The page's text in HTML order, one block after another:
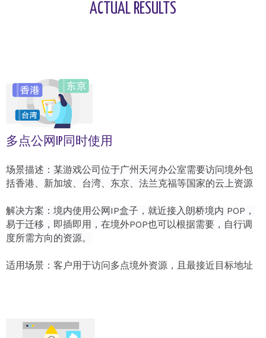
ACTUAL RESULTS
多点公网IP同时使用
场景描述：某游戏公司位于广州天河办公室需要访问境外包
括香港、新加坡、台湾、东京、法兰克福等国家的云上资源
解决方案：境内使用公网IP盒子，就近接入朗桥境内 POP，
易于迁移，即插即用，在境外POP也可以根据需要，自行调
度所需方向的资源。
适用场景：客户用于访问多点境外资源，且最接近目标地址